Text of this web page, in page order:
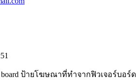
board ป้ายโฆษณาที่ทำจากฟิวเจอร์บอร์ด